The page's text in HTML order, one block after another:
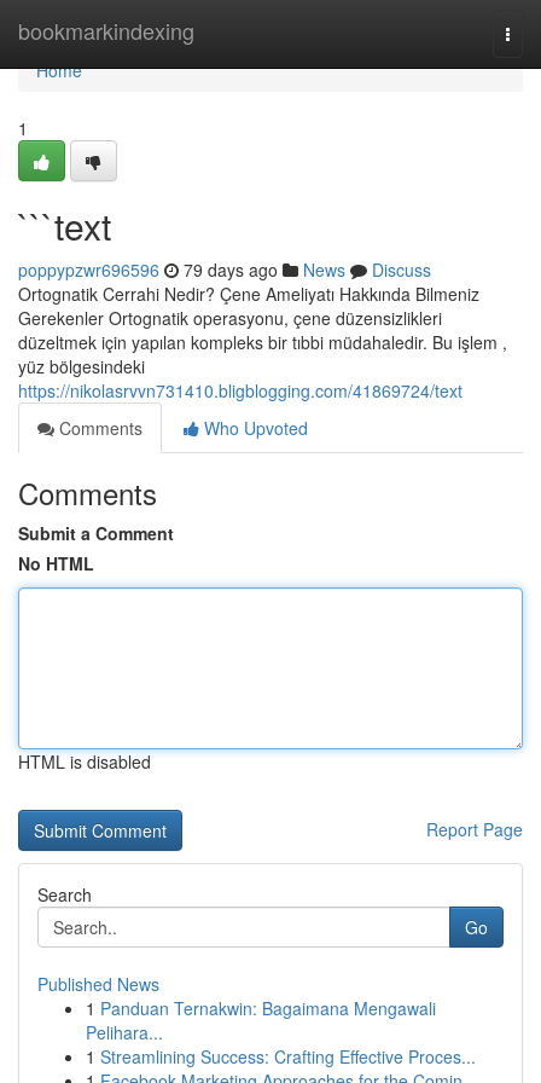
bookmarkindexing
Home
Home
1
```text
poppypzwr696596 79 days ago News
Discuss
Ortognatik Cerrahi Nedir? Çene Ameliyatı Hakkında Bilmeniz
Gerekenler Ortognatik operasyonu, çene düzensizlikleri
düzeltmek için yapılan kompleks bir tıbbi müdahaledir. Bu işlem ,
yüz bölgesindeki
https://nikolasrvvn731410.bligblogging.com/41869724/text
Comments
Who Upvoted
Comments
Submit a Comment
No HTML
HTML is disabled
Report Page
Search
Go
Published News
1 Panduan Ternakwin: Bagaimana Mengawali
Pelihara...
1 Streamlining Success: Crafting Effective Proces...